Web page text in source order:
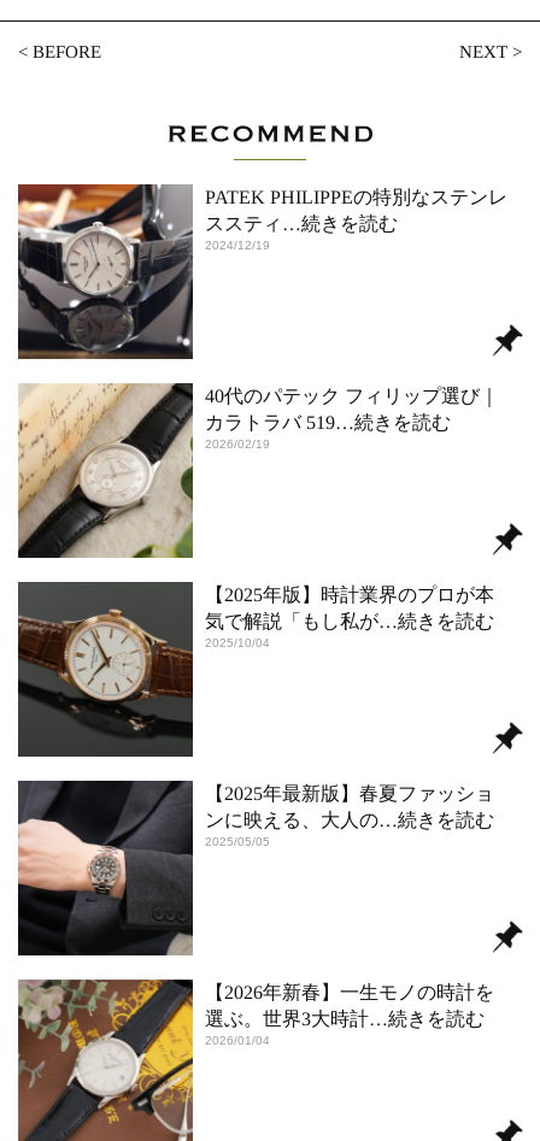
<BEFORE NEXT>
PATEK PHILIPPEの特別なステンレ
ススティ …続きを読む
2024/12/19
40代のパテック フィリップ選び｜
カラトラバ 519…続きを読む
2026/02/19
【2025年版】時計業界のプロが本
気で解説「もし私が…続きを読む
2025/10/04
【2025年最新版】春夏ファッショ
ンに映える、大人の…続きを読む
2025/05/05
【2026年新春】一生モノの時計を
選ぶ。世界3大時計…続きを読む
2026/01/04